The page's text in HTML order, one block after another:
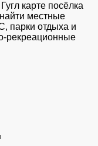
карте посёлка
местные
парки отдыха и
рекреационные